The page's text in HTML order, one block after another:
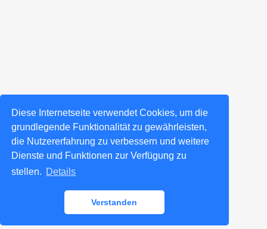
Diese Internetseite verwendet Cookies, um die
grundlegende Funktionalität zu gewährleisten,
die Nutzererfahrung zu verbessern und weitere
Dienste und Funktionen zur Verfügung zu
stellen. Details
Verstanden